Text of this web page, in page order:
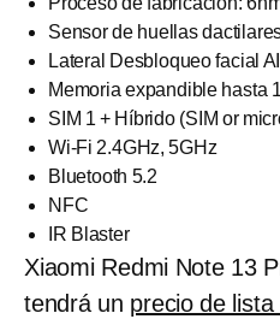
Sensor de huellas
Lateral Desbloqueo facial AI
Memoria expandible hasta
SIM 1 + Híbrido (SIM or
Wi-Fi 2.4GHz, 5GHz
Bluetooth 5.2
NFC
IR Blaster
Xiaomi Redmi Note 13
tendrá un precio de